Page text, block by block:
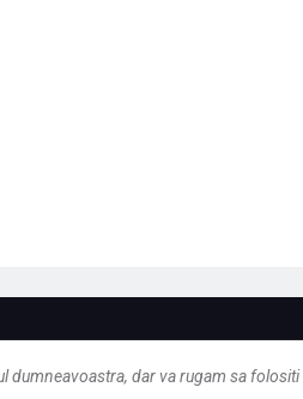
dar va rugam sa